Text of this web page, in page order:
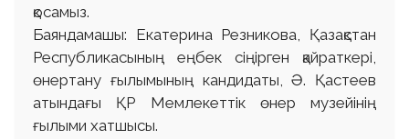
қосамыз.
Баяндамашы: Екатерина Резникова, Қазақстан
Республикасының еңбек сіңірген қайраткері,
өнертану ғылымының кандидаты, Ә. Қастеев
атындағы ҚР Мемлекеттiк өнер музейінің
ғылыми хатшысы.